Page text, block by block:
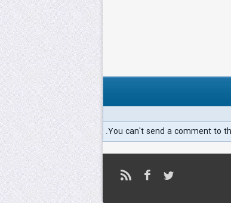
You can't send a comment to